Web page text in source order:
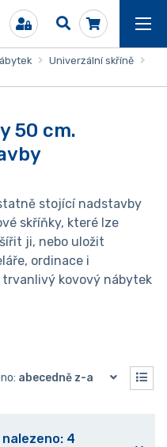
Univerzální skříně
50 cm.
stojící nadstavby
skříňky, které lze
ji, nebo uložit
ordinace i
kovový nábytek
abecedně z-a
4